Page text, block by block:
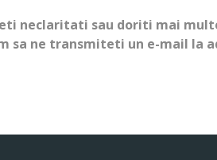
neclaritati sau doriti mai
sa ne transmiteti un e-mail la